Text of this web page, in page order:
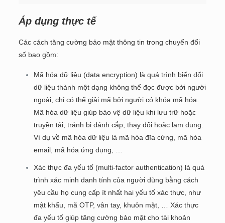
Áp dụng thực tế
Các cách tăng cường bảo mật thông tin trong chuyển đổi
số bao gồm:
Mã hóa dữ liệu (data encryption) là quá trình biến đổi
dữ liệu thành một dạng không thể đọc được bởi người
ngoài, chỉ có thể giải mã bởi người có khóa mã hóa.
Mã hóa dữ liệu giúp bảo vệ dữ liệu khi lưu trữ hoặc
truyền tải, tránh bị đánh cắp, thay đổi hoặc lạm dụng.
Ví dụ về mã hóa dữ liệu là mã hóa đĩa cứng, mã hóa
email, mã hóa ứng dụng, …
Xác thực đa yếu tố (multi-factor authentication) là quá
trình xác minh danh tính của người dùng bằng cách
yêu cầu họ cung cấp ít nhất hai yếu tố xác thực, như
mật khẩu, mã OTP, vân tay, khuôn mặt, … Xác thực
đa yếu tố giúp tăng cường bảo mật cho tài khoản